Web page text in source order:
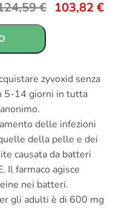
€ 103,82 €
zyvoxid senza
5-14 giorni in tutta
delle infezioni
della pelle e dei
causata da batteri
Il farmaco agisce
nei batteri.
gli adulti è di 600 mg